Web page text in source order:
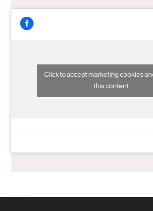
Click to accept marketing cookies
this content